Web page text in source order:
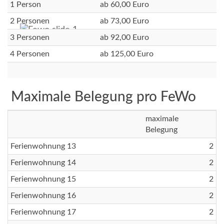
1 Person ab 60,00 Euro
2 Personen ab 73,00 Euro
3 Personen ab 92,00 Euro
4 Personen ab 125,00 Euro
Maximale Belegung pro FeWo
maximale
Belegung
Ferienwohnung 13 2
Ferienwohnung 14 2
Ferienwohnung 15 2
Ferienwohnung 16 2
Ferienwohnung 17 2